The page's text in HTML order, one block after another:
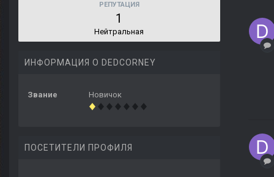
РЕПУТАЦИЯ
1
Нейтральная
ИНФОРМАЦИЯ О DEDCORNEY
Звание Новичок
ПОСЕТИТЕЛИ ПРОФИЛЯ